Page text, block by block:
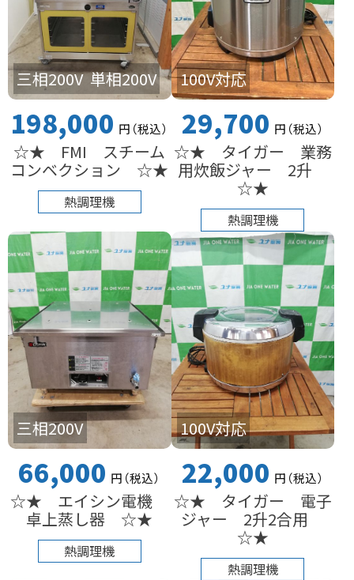
単相200V
三相200V
198,000 円（税込）
☆★ FMI スチーム
コンベクション ☆★
熱調理機
100V対応
29,700 円（税込）
☆★ タイガー 業務
用炊飯ジャー 2升
☆★
熱調理機
三相200V
66,000 円（税込）
☆★ エイシン電機
卓上蒸し器 ☆★
熱調理機
100V対応
22,000 円（税込）
☆★ タイガー 電子
ジャー 2升2合用
☆★
熱調理機